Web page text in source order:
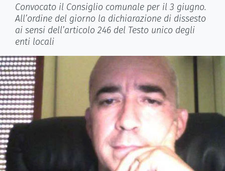
Convocato il Consiglio comunale per il 3 giugno.
All’ordine del giorno la dichiarazione di dissesto
ai sensi dell’articolo 246 del Testo unico degli
enti locali